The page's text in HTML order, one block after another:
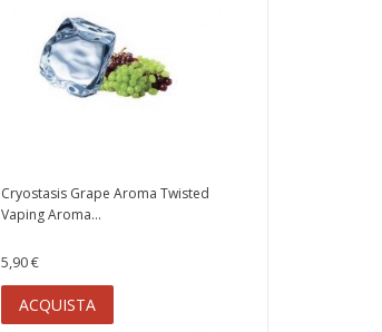
Cryostasis Grape Aroma Twisted
Vaping Aroma...
5,90 €
ACQUISTA